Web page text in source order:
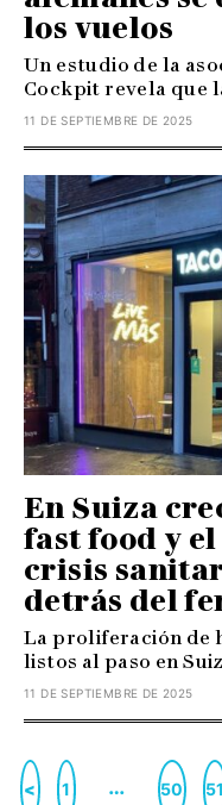
los vuelos
Un estudio de la
Cockpit revela que
11 DE SEPTIEMBRE DE 2025
En Suiza
fast food y
crisis
detrás del
La proliferación de
listos al paso en
11 DE SEPTIEMBRE DE 2025
< 1 … 50